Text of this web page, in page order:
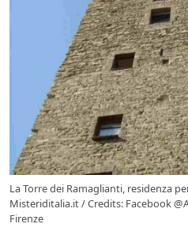
La Torre dei Ramaglianti, residenza
Misteriditalia.it / Credits: Facebook
Firenze